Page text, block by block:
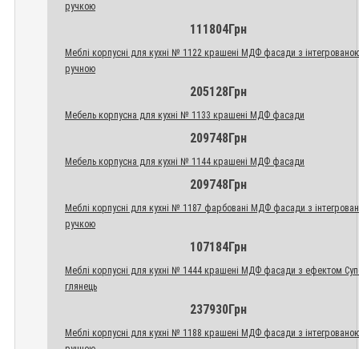
ручкою
111804Грн
Меблі корпусні для кухні № 1122 крашені МДФ фасади з
ручною
205128Грн
Мебель корпусна для кухні № 1133 крашені МДФ фасади
209748Грн
Мебель корпусна для кухні № 1144 крашені МДФ фасади
209748Грн
Меблі корпусні для кухні № 1187 фарбовані МДФ фасади з
ручкою
107184Грн
Меблі корпусні для кухні № 1444 крашені МДФ фасади з ефектом
глянець
237930Грн
Меблі корпусні для кухні № 1188 крашені МДФ фасади з